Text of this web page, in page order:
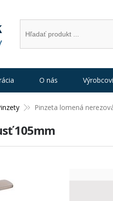
Pinzeta lomená
105mm
O nás